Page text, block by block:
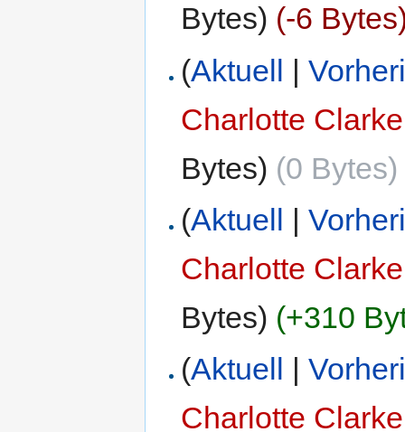
Bytes) (-6
(Aktuell |
Charlotte Clarke
Bytes) (0 Bytes)
(Aktuell |
Charlotte Clarke
Bytes) (+310
(Aktuell |
Charlotte Clarke